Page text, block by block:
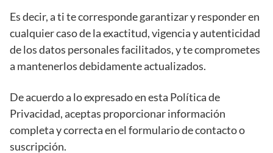
Es decir, a ti te corresponde garantizar y responder en
cualquier caso de la exactitud, vigencia y autenticidad
de los datos personales facilitados, y te comprometes
a mantenerlos debidamente actualizados.
De acuerdo a lo expresado en esta Política de
Privacidad, aceptas proporcionar información
completa y correcta en el formulario de contacto o
suscripción.